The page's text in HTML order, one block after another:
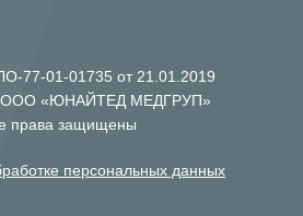
77-01-01735 от 21.01.2019
ООО «ЮНАЙТЕД МЕДГРУП»
права защищены
персональных данных